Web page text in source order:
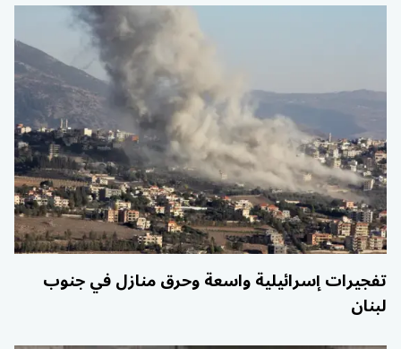
تفجيرات إسرائيلية واسعة وحرق منازل في جنوب
لبنان